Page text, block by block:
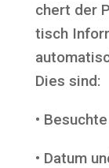
chert der
tisch
Dies sind:
•
• Datum